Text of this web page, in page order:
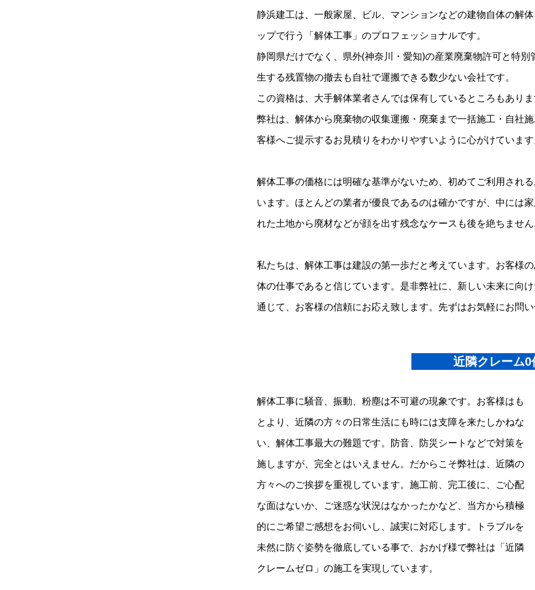
静浜建工は、一般家屋、ビル、マンションなどの建物自体の解
ップで行う「解体工事」のプロフェッショナルです。
静岡県だけでなく、県外(神奈川・愛知)の産業廃棄物許可と特
生する残置物の撤去も自社で運搬できる数少ない会社です。
この資格は、大手解体業者さんでは保有しているところもあり
弊社は、解体から廃棄物の収集運搬・廃棄まで一括施工・自社
客様へご提示するお見積りをわかりやすいように心がけていま
解体工事の価格には明確な基準がないため、初めてご利用され
います。ほとんどの業者が優良であるのは確かですが、中には
れた土地から廃材などが顔を出す残念なケースも後を絶ちませ
私たちは、解体工事は建設の第一歩だと考えています。お客様
体の仕事であると信じています。是非弊社に、新しい未来に向
通じて、お客様の信頼にお応え致します。先ずはお気軽にお問
近隣クレーム0
解体工事に騒音、振動、粉塵は不可避の現象です。お客様はも
とより、近隣の方々の日常生活にも時には支障を来たしかねな
い、解体工事最大の難題です。防音、防災シートなどで対策を
施しますが、完全とはいえません。だからこそ弊社は、近隣の
方々へのご挨拶を重視しています。施工前、完工後に、ご心配
な面はないか、ご迷惑な状況はなかったかなど、当方から積極
的にご希望ご感想をお伺いし、誠実に対応します。トラブルを
未然に防ぐ姿勢を徹底している事で、おかげ様で弊社は「近隣
クレームゼロ」の施工を実現しています。